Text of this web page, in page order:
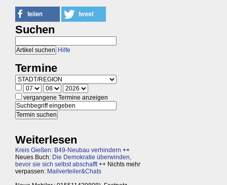
Suchen
Hilfe
Termine
vergangene Termine anzeigen
Weiterlesen
Kreis Gießen: B49-Neubau verhindern ++
Neues Buch: Die Demokratie überwinden,
bevor sie sich selbst abschafft++ Nichts mehr
verpassen: Mailverteiler&Chats